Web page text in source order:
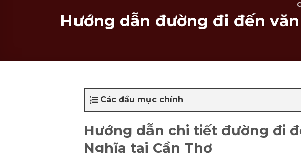
Hướng dẫn đường đi đến
Các đầu mục chính
Hướng dẫn chi tiết đường đi
Nghĩa tại Cần Thơ